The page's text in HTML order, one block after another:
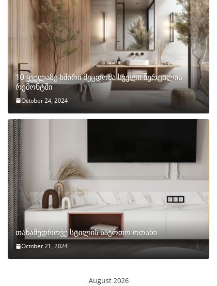
10 ყველაზე ხშირი შეცდომა სველი წერტილის
რემონტში
October 24, 2024
თანამედროვე სტილის საერთო ოთახი
October 21, 2024
August 2026